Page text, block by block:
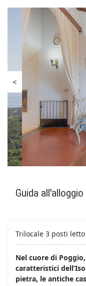
<
Guida all'alloggio
Trilocale 3 posti
Nel cuore di
caratteristici
pietra, le antiche